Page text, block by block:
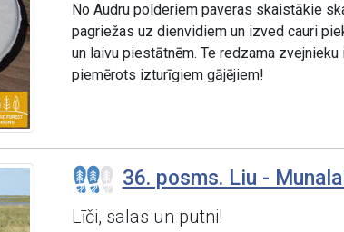
No Audru polderiem paveras skaistākie
pagriežas uz dienvidiem un izved cauri
un laivu piestātnēm. Te redzama
piemērots izturīgiem gājējiem!
36. posms. Liu -
Līči, salas un putni!